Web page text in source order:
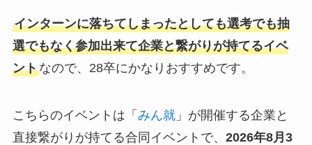
インターンに落ちてしまったとしても選考でも抽
選でもなく参加出来て企業と繋がりが持てるイベ
ントなので、28卒にかなりおすすめです。
こちらのイベントは「 みん就」が開催する企業と
直接繋がりが持てる合同イベントで、 2026年8月3